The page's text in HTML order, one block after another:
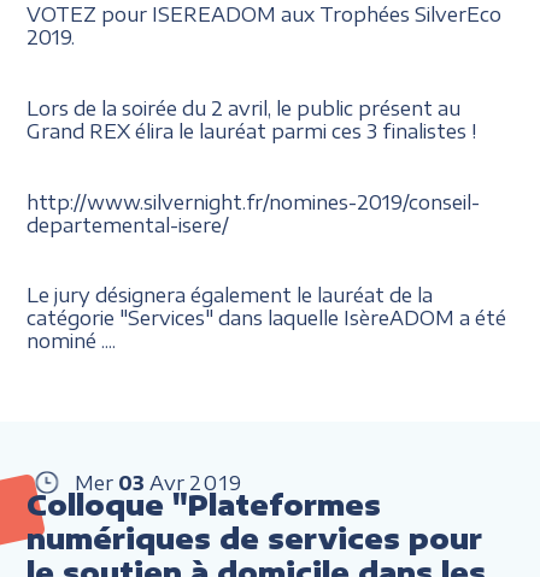
VOTEZ pour ISEREADOM aux Trophées SilverEco
2019.
Lors de la soirée du 2 avril, le public présent au
Grand REX élira le lauréat parmi ces 3 finalistes !
http://www.silvernight.fr/nomines-2019/conseil-
departemental-isere/
Le jury désignera également le lauréat de la
catégorie "Services" dans laquelle IsèreADOM a été
nominé ....
Mer 03 Avr 2019
Colloque "Plateformes
numériques de services pour